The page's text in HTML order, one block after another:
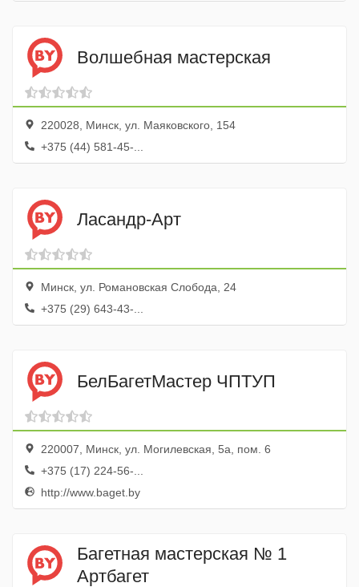
Волшебная мастерская
220028, Минск, ул. Маяковского, 154
+375 (44) 581-45-...
Ласандр-Арт
Минск, ул. Романовская Слобода, 24
+375 (29) 643-43-...
БелБагетМастер ЧПТУП
220007, Минск, ул. Могилевская, 5а, пом. 6
+375 (17) 224-56-...
http://www.baget.by
Багетная мастерская № 1
Артбагет